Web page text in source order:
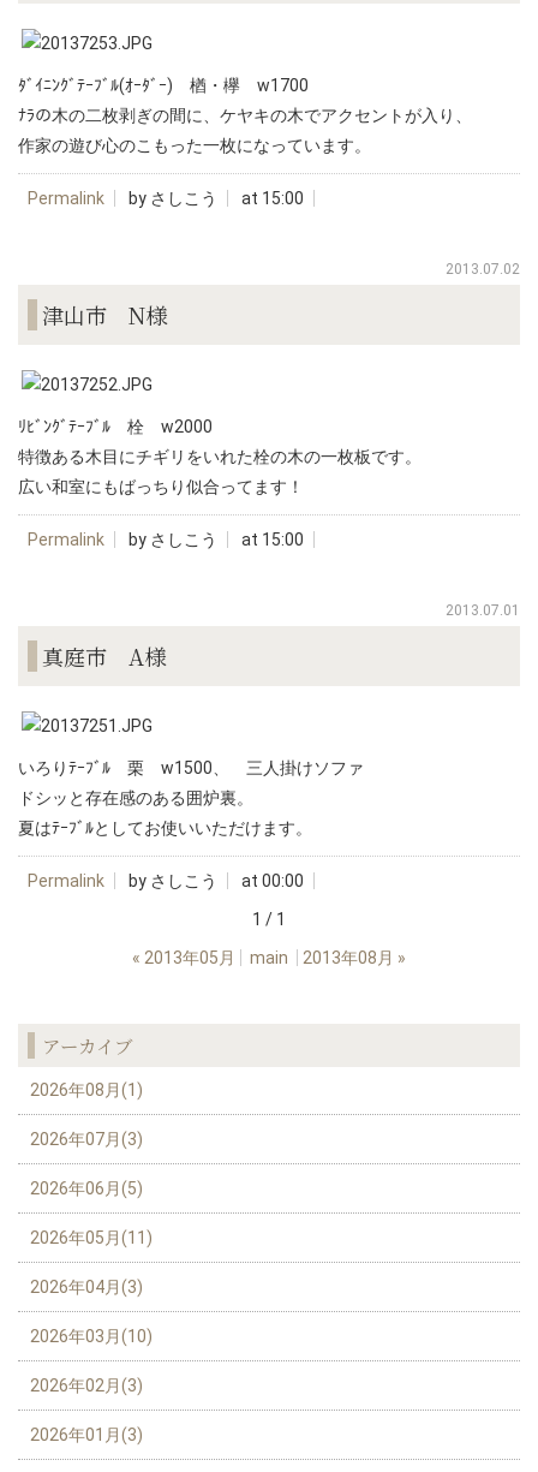
ﾀﾞｲﾆﾝｸﾞﾃｰﾌﾞﾙ(ｵｰﾀﾞｰ) 楢・欅 w1700
ﾅﾗの木の二枚剥ぎの間に、ケヤキの木でアクセントが入り、
作家の遊び心のこもった一枚になっています。
Permalink by さしこう at 15:00
2013.07.02
津山市 N様
ﾘﾋﾞﾝｸﾞﾃｰﾌﾞﾙ 栓 w2000
特徴ある木目にチギリをいれた栓の木の一枚板です。
広い和室にもばっちり似合ってます！
Permalink by さしこう at 15:00
2013.07.01
真庭市 A様
いろりﾃｰﾌﾞﾙ 栗 w1500、 三人掛けソファ
ドシッと存在感のある囲炉裏。
夏はﾃｰﾌﾞﾙとしてお使いいただけます。
Permalink by さしこう
at 00:00
1 / 1
« 2013年05月 main 2013年08月 »
アーカイブ
2026年08月(1)
2026年07月(3)
2026年06月(5)
2026年05月(11)
2026年04月(3)
2026年03月(10)
2026年02月(3)
2026年01月(3)